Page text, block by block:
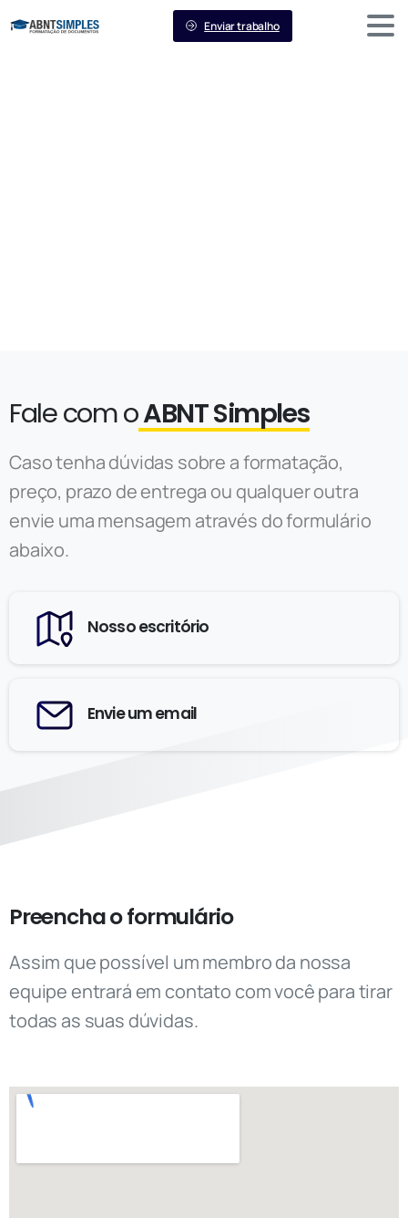
Enviar trabalho
Fale com oABNT Simples
Caso tenha dúvidas sobre a formatação,
preço, prazo de entrega ou qualquer outra
envie uma mensagem através do formulário
abaixo.
Nosso escritório
Envie um email
Preencha o formulário
Assim que possível um membro da nossa
equipe entrará em contato com você para tirar
todas as suas dúvidas.